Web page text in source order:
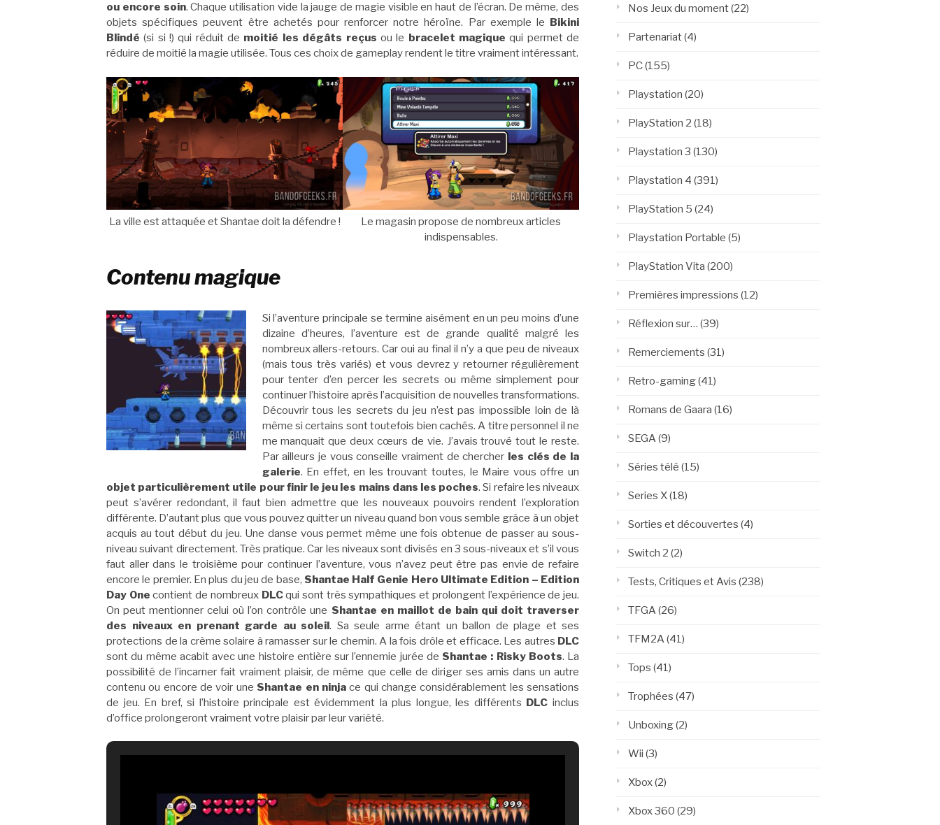
ou encore soin. Chaque utilisation vide la jauge de magie visible en haut de l’écran. De même, des
objets spécifiques peuvent être achetés pour renforcer notre héroïne. Par exemple le
Bikini
Blindé(si si !) qui réduit de moitié les dégâts reçus ou le bracelet magiquequi permet de
réduire de moitié la magie utilisée. Tous ces choix de gameplay rendent le titre vraiment intéressant.
La ville est attaquée et Shantae doit la défendre !
Le magasin propose de nombreux articles
indispensables.
Contenu magique
Si l’aventure principale se termine aisément en un peu moins d’une
dizaine d’heures, l’aventure est de grande qualité malgré les
nombreux allers-retours. Car oui au final il n’y a que peu de niveaux
(mais tous très variés) et vous devrez y retourner régulièrement
pour tenter d’en percer les secrets ou même simplement pour
continuer l’histoire après l’acquisition de nouvelles transformations.
Découvrir tous les secrets du jeu n’est pas impossible loin de là
même si certains sont toutefois bien cachés. A titre personnel il ne
me manquait que deux cœurs de vie. J’avais trouvé tout le reste.
Par ailleurs je vous conseille vraiment de chercher les clés de la
galerie. En effet, en les trouvant toutes, le Maire vous offre un
objet particulièrement utile pour finir le jeu les mains dans les poches. Si refaire les niveaux
peut s’avérer redondant, il faut bien admettre que les nouveaux pouvoirs rendent l’exploration
différente. D’autant plus que vous pouvez quitter un niveau quand bon vous semble grâce à un objet
acquis au tout début du jeu. Une danse vous permet même une fois obtenue de passer au sous-
niveau suivant directement. Très pratique. Car les niveaux sont divisés en 3 sous-niveaux et s’il vous
faut aller dans le troisième pour continuer l’aventure, vous n’avez peut être pas envie de refaire
encore le premier. En plus du jeu de base, Shantae Half Genie Hero Ultimate Edition – Edition
Day One contient de nombreux DLCqui sont très sympathiques et prolongent l’expérience de jeu.
On peut mentionner celui où l’on contrôle une Shantae en maillot de bain qui doit traverser
des niveaux en prenant garde au soleil. Sa seule arme étant un ballon de plage et ses
protections de la crème solaire à ramasser sur le chemin. A la fois drôle et efficace. Les autres DLC
sont du même acabit avec une histoire entière sur l’ennemie jurée de Shantae : Risky Boots. La
possibilité de l’incarner fait vraiment plaisir, de même que celle de diriger ses amis dans un autre
contenu ou encore de voir une Shantae en ninjace qui change considérablement les sensations
de jeu. En bref, si l’histoire principale est évidemment la plus longue, les différents DLCinclus
d’office prolongeront vraiment votre plaisir par leur variété.
Nos Jeux du moment(22)
Partenariat(4)
PC(155)
Playstation (20)
PlayStation 2 (18)
Playstation 3 (130)
Playstation 4 (391)
PlayStation 5 (24)
Playstation Portable (5)
PlayStation Vita (200)
Premières impressions (12)
Réflexion sur… (39)
Remerciements (31)
Retro-gaming(41)
Romans de Gaara (16)
SEGA (9)
Séries télé (15)
Series X(18)
Sorties et découvertes (4)
Switch 2 (2)
Tests, Critiques et Avis (238)
TFGA (26)
TFM2A (41)
Tops (41)
Trophées (47)
Unboxing(2)
Wii (3)
Xbox(2)
Xbox 360 (29)